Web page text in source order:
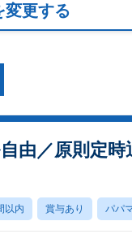
変更する
／原則定時
以内 賞与あり パパ